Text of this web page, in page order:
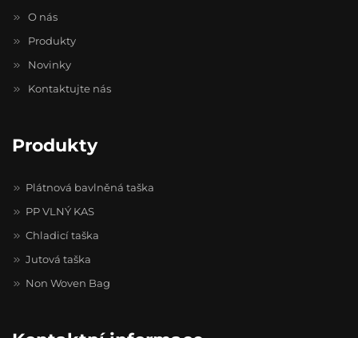
O nás
Produkty
Novinky
Kontaktujte nás
Produkty
Plátnová bavlněná taška
PP VLNÝ KAS
Chladicí taška
Jutová taška
Non Woven Bag